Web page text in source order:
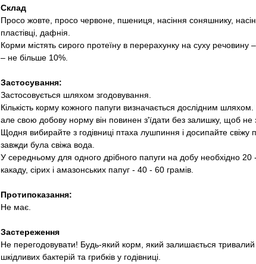
Склад
Просо жовте, просо червоне, пшениця, насіння соняшнику,
пластівці, дафнія.
Корми містять сирого протеїну в перерахунку на суху
– не більше 10%.
Застосування:
Застосовується шляхом згодовування.
Кількість корму кожного папуги визначається дослідним
але свою добову норму він повинен з'їдати без залишку, щоб не
Щодня вибирайте з годівниці птаха лушпиння і досипайте
завжди була свіжа вода.
У середньому для одного дрібного папуги на добу необхідно
какаду, сірих і амазонських папуг - 40 - 60 грамів.
Протипоказання:
Не має.
Застереження
Не перегодовувати! Будь-який корм, який залишається
шкідливих бактерій та грибків у годівниці.